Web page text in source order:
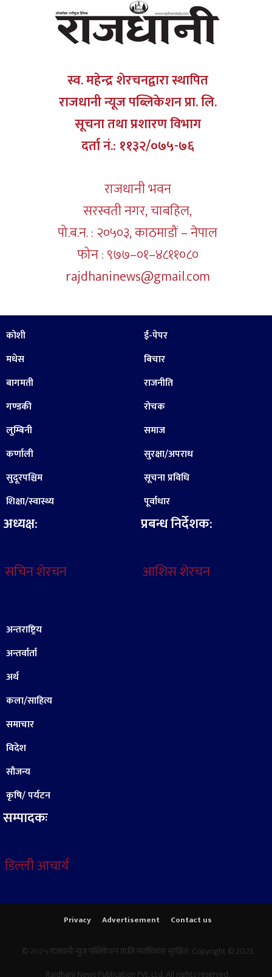
स्व. महेन्द्र शेरचनद्वारा स्थापित
राजधानी न्यूज पब्लिकेशन प्रा. लि.
सूचना तथा प्रशारण विभाग
दर्ता नं.: ११३२/०७५-७६
राजधानी भवन
सरस्वती नगर, चाबहिल,
पो.ब.न. : २०५०३, काठमाडौं – नेपाल
फोन : ९७७–०१–४८११०८०
rajdhaninews@gmail.com
कोशी
मधेस
बागमती
गण्डकी
लुम्बिनी
कर्णाली
सुदूरपश्चिम
शिक्षा/स्वास्थ्य
अध्यक्ष:
सचिन शेरचन
ई-पेपर
बिचार
राजनीति
रोचक
समाज
सुरक्षा/अपराध
सूचना प्रविधि
पूर्वाधार
प्रबन्ध निर्देशक:
आशिस शेरचन
अन्तराष्ट्रिय
अन्तर्वार्ता
अर्थ
कला/साहित्य
समाचार
विदेश
सौजन्य
कृषि/ पर्यटन
सम्पादकः
डिल्ली आचार्य
Privacy Advertisement Contact us
© २०२५ राजधानी न्युज पब्लिकेशन प्रा.लि सर्वाधिकार सुरक्षित Copyright © 2025